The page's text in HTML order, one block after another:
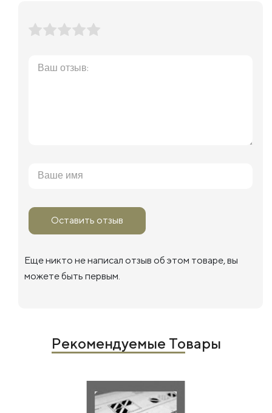
Оставить отзыв
Еще никто не написал отзыв об этом товаре, вы
можете быть первым.
Рекомендуемые Товары